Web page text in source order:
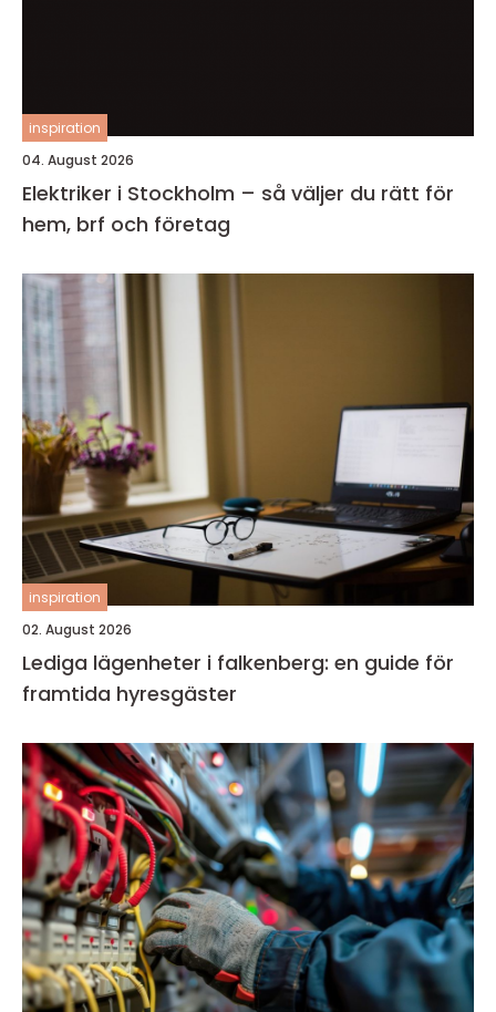
inspiration
04. August 2026
Elektriker i Stockholm – så väljer du rätt för
hem, brf och företag
inspiration
02. August 2026
Lediga lägenheter i falkenberg: en guide för
framtida hyresgäster